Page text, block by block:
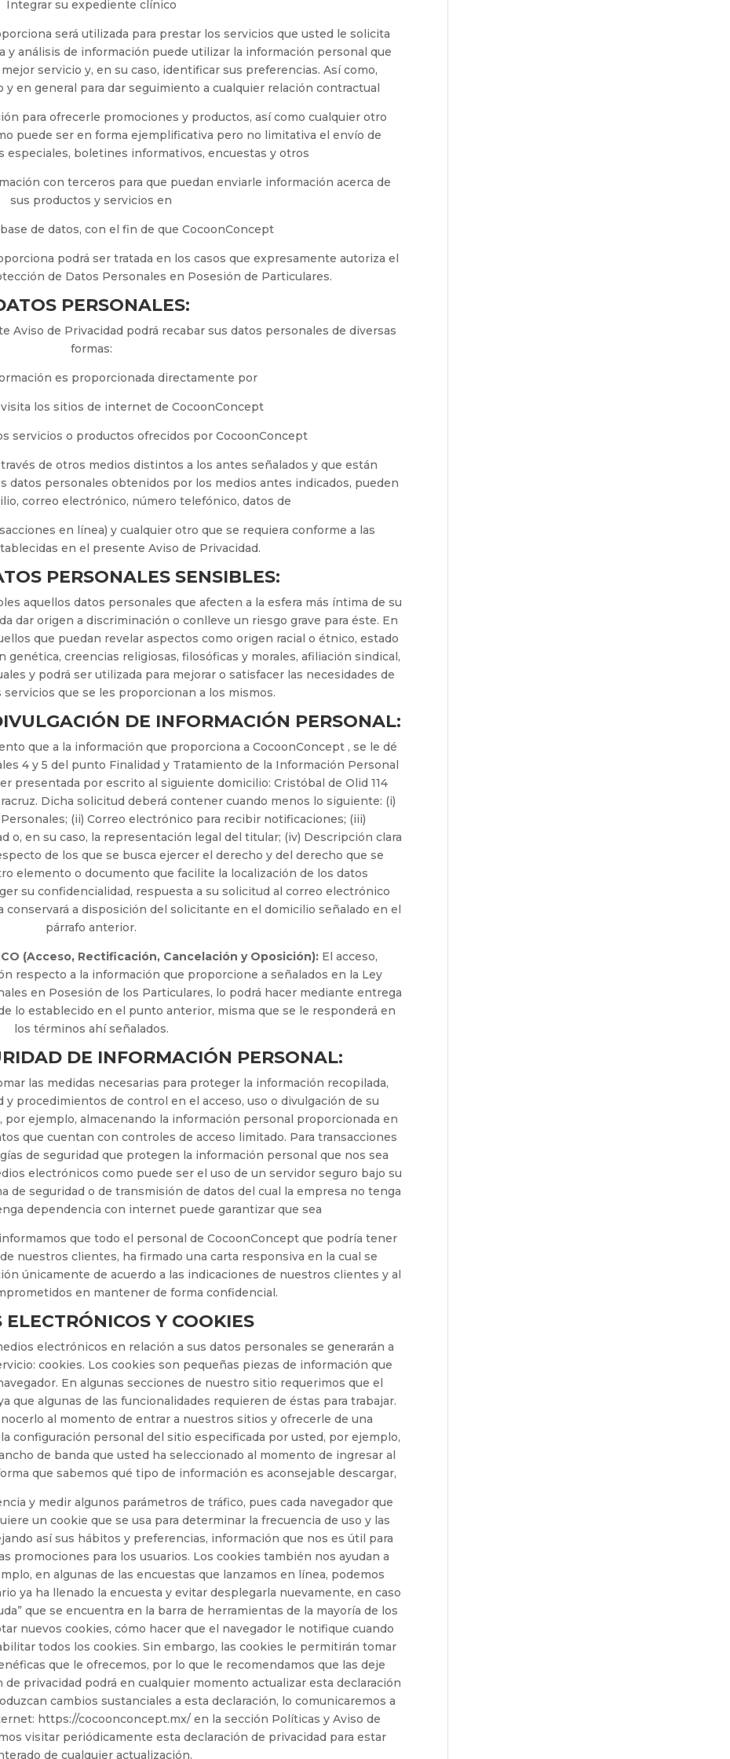
Integrar su expediente clínico
será utilizada para prestar los servicios que usted le solicita
y análisis de información puede utilizar la información personal que
servicio y, en su caso, identificar sus preferencias. Así como,
en general para dar seguimiento a cualquier relación contractual
para ofrecerle promociones y productos, así como cualquier otro
puede ser en forma ejemplificativa pero no limitativa el envío de
especiales, boletines informativos, encuestas y otros
con terceros para que puedan enviarle información acerca de
sus productos y servicios en
de datos, con el fin de que CocoonConcept
podrá ser tratada en los casos que expresamente autoriza el
de Datos Personales en Posesión de Particulares.
PERSONALES:
Aviso de Privacidad podrá recabar sus datos personales de diversas
formas:
es proporcionada directamente por
los sitios de internet de CocoonConcept
servicios o productos ofrecidos por CocoonConcept
de otros medios distintos a los antes señalados y que están
datos personales obtenidos por los medios antes indicados, pueden
correo electrónico, número telefónico, datos de
en línea) y cualquier otro que se requiera conforme a las
en el presente Aviso de Privacidad.
PERSONALES SENSIBLES:
aquellos datos personales que afecten a la esfera más íntima de su
dar origen a discriminación o conlleve un riesgo grave para éste. En
que puedan revelar aspectos como origen racial o étnico, estado
creencias religiosas, filosóficas y morales, afiliación sindical,
y podrá ser utilizada para mejorar o satisfacer las necesidades de
que se les proporcionan a los mismos.
DE INFORMACIÓN PERSONAL:
que a la información que proporciona a CocoonConcept , se le dé
4 y 5 del punto Finalidad y Tratamiento de la Información Personal
presentada por escrito al siguiente domicilio: Cristóbal de Olid 114
Dicha solicitud deberá contener cuando menos lo siguiente: (i)
(ii) Correo electrónico para recibir notificaciones; (iii)
o, en su caso, la representación legal del titular; (iv) Descripción clara
de los que se busca ejercer el derecho y del derecho que se
elemento o documento que facilite la localización de los datos
su confidencialidad, respuesta a su solicitud al correo electrónico
conservará a disposición del solicitante en el domicilio señalado en el
párrafo anterior.
(Acceso, Rectificación, Cancelación y Oposición): El acceso,
respecto a la información que proporcione a señalados en la Ley
en Posesión de los Particulares, lo podrá hacer mediante entrega
lo establecido en el punto anterior, misma que se le responderá en
los términos ahí señalados.
DE INFORMACIÓN PERSONAL:
las medidas necesarias para proteger la información recopilada,
procedimientos de control en el acceso, uso o divulgación de su
ejemplo, almacenando la información personal proporcionada en
que cuentan con controles de acceso limitado. Para transacciones
de seguridad que protegen la información personal que nos sea
electrónicos como puede ser el uso de un servidor seguro bajo su
de seguridad o de transmisión de datos del cual la empresa no tenga
dependencia con internet puede garantizar que sea
que todo el personal de CocoonConcept que podría tener
nuestros clientes, ha firmado una carta responsiva en la cual se
únicamente de acuerdo a las indicaciones de nuestros clientes y al
en mantener de forma confidencial.
ELECTRÓNICOS Y COOKIES
electrónicos en relación a sus datos personales se generarán a
cookies. Los cookies son pequeñas piezas de información que
En algunas secciones de nuestro sitio requerimos que el
que algunas de las funcionalidades requieren de éstas para trabajar.
al momento de entrar a nuestros sitios y ofrecerle de una
configuración personal del sitio especificada por usted, por ejemplo,
de banda que usted ha seleccionado al momento de ingresar al
que sabemos qué tipo de información es aconsejable descargar,
y medir algunos parámetros de tráfico, pues cada navegador que
un cookie que se usa para determinar la frecuencia de uso y las
así sus hábitos y preferencias, información que nos es útil para
promociones para los usuarios. Los cookies también nos ayudan a
en algunas de las encuestas que lanzamos en línea, podemos
ya ha llenado la encuesta y evitar desplegarla nuevamente, en caso
que se encuentra en la barra de herramientas de la mayoría de los
nuevos cookies, cómo hacer que el navegador le notifique cuando
todos los cookies. Sin embargo, las cookies le permitirán tomar
que le ofrecemos, por lo que le recomendamos que las deje
de privacidad podrá en cualquier momento actualizar esta declaración
cambios sustanciales a esta declaración, lo comunicaremos a
https://cocoonconcept.mx/ en la sección Políticas y Aviso de
visitar periódicamente esta declaración de privacidad para estar
de cualquier actualización.